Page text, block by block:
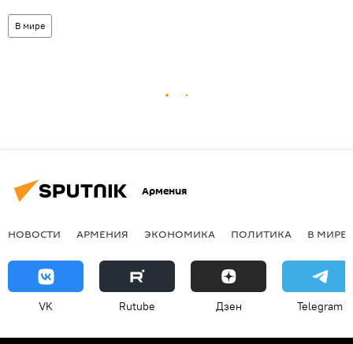
В мире
Армения
НОВОСТИ АРМЕНИЯ ЭКОНОМИКА ПОЛИТИКА В МИРЕ
VK Rutube Дзен Telegram